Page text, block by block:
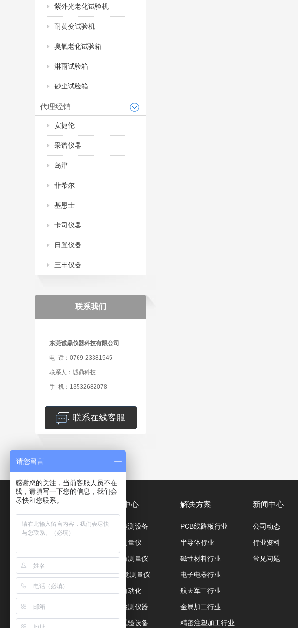
紫外光老化试验机
耐黄变试验机
臭氧老化试验箱
淋雨试验箱
砂尘试验箱
代理经销
安捷伦
采谱仪器
岛津
菲希尔
基恩士
卡司仪器
日置仪器
三丰仪器
联系我们
东莞诚鼎仪器科技有限公司
电 话：0769-23381545
联系人：诚鼎科技
手 机：13532682078
联系在线客服
关于我们
公司简介
服务客户
联系方式
产品中心
视觉检测设备
影像测量仪
接触角测量仪
3D视觉测量仪
视觉自动化
力学检测仪器
环境试验设备
解决方案
PCB线路板行业
半导体行业
磁性材料行业
电子电器行业
航天军工行业
金属加工行业
精密注塑加工行业
新闻中心
公司动态
行业资料
常见问题
请您留言
感谢您的关注，当前客服人员不在
线，请填写一下您的信息，我们会
尽快和您联系。